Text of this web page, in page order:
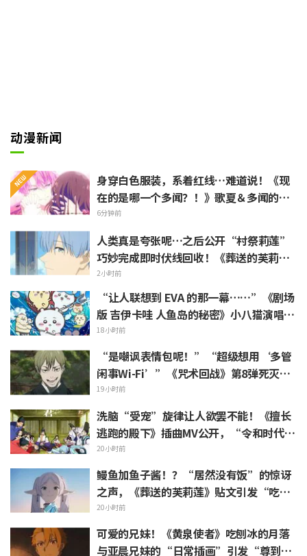
画第4季将于2026年4月起连续播
出两个季度。利姆鲁的新冒险正备
受瞩目。
动漫新闻
身穿白色服装，系着红线…难道说！《现
在的是哪一个多闻？！》歌夏＆多闻的杂
志封面让粉丝直呼“KAWAII 尊死…”
“太不妙了！”陷入极限化
6分钟前
人类真是夸张呢…之后公开“村祭莉莲”
巧妙完成即时伏线回收！《葬送的芙莉
莲》引发“是傲娇莉莲（Tsundere-re
n）呢”反响
2小时前
“让人联想到 EVA 的那一幕……”《剧场
版 吉伊卡哇 人鱼岛的秘密》小八猫演唱的
不安 PV 引发热议
18小时前
“是嘲讽表情包呢！”“超级想用‘多管
闲事Wi-Fi’”《咒术回战》第8弹死灭回
游表情包上线引发粉丝狂喜
19小时前
洗脑“受宠”旋律让人欲罢不能！《擅长
逃跑的殿下》插曲MV公开，“令和时代的
时代剧居然出角色歌”引发热议
20小时前
鳗鱼加鱼子酱！？“居然没有饭”的惊讶
之声，《葬送的芙莉莲》贴文引发“吃白
烧才是懂行”的热烈反响
20小时前
可爱的兄妹！《黄泉使者》吃刨冰的月落
与亚晨兄妹的“日常插画”引发“尊到升